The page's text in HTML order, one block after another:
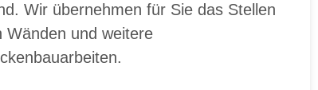
Wir übernehmen für Sie das Stellen
Wänden und weitere